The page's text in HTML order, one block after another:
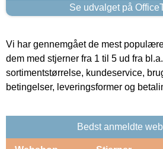
Se udvalget på
Vi har gennemgået de mest
dem med stjerner fra 1 til 5 ud fra
sortimentstørrelse, kundeservice,
betingelser, leveringsformer og
Bedst anmeldte